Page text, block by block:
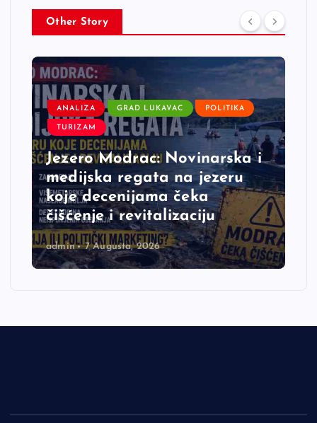
Other Story
ANALIZA GRAD LUKAVAC POLITIKA
TURIZAM
Jezero Modrac: Novinarska i
medijska regata na jezeru
koje decenijama čeka
čišćenje i revitalizaciju
admin 7 Augusta, 2026